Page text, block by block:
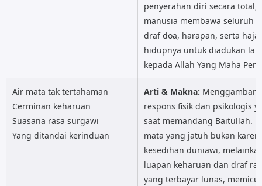
G C
penyerahan diri secara total,
manusia membawa seluruh
draf doa, harapan, serta hajat
hidupnya untuk diadukan
kepada Allah Yang Maha
Air mata tak tertahaman
Cerminan keharuan
Suasana rasa surgawi
Yang ditandai kerinduan
Arti & Makna:
respons fisik dan psikologis
saat memandang Baitullah.
mata yang jatuh bukan
kesedihan duniawi,
luapan keharuan dan draf
yang terbayar lunas, memicu